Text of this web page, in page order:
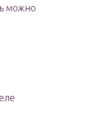
можно